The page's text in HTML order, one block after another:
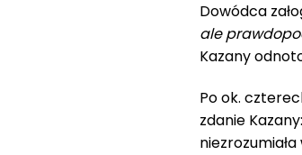
Dowódca
ale
Kazany
Po ok.
zdanie Kazany: